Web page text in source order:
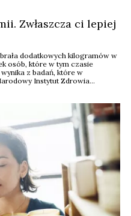
Zwłaszcza ci lepiej
dodatkowych kilogramów w
osób, które w tym czasie
z badań, które w
Instytut Zdrowia